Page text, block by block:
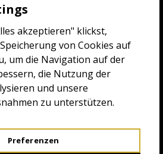
EXCELSIOR GRAND
akzeptieren" klickst,
von Cookies auf
um die Navigation auf der
die Nutzung der
und unsere
zu unterstützen.
Preferenzen